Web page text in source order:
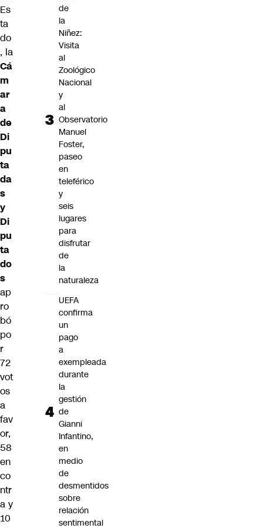
Es
ta
do
, la
Cá
m
ar
a
de
Di
pu
ta
da
s
y
Di
pu
ta
do
s
ap
ro
bó
po
r
72
vot
os
a
fav
or,
58
en
co
ntr
a y
10
de
la
Niñez:
Visita
al
Zoológico
Nacional
y
al
Observatorio
Manuel
Foster,
paseo
en
teleférico
y
seis
lugares
para
disfrutar
de
la
naturaleza
UEFA
confirma
un
pago
a
exempleada
durante
la
gestión
de
Gianni
Infantino,
en
medio
de
desmentidos
sobre
relación
sentimental